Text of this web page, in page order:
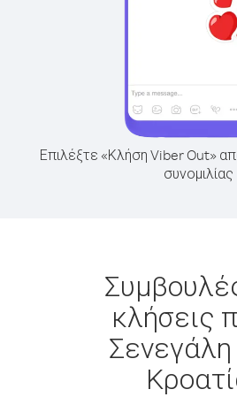
Επιλέξτε «Κλήση Viber Out»
συνομιλίας
κλήσεις